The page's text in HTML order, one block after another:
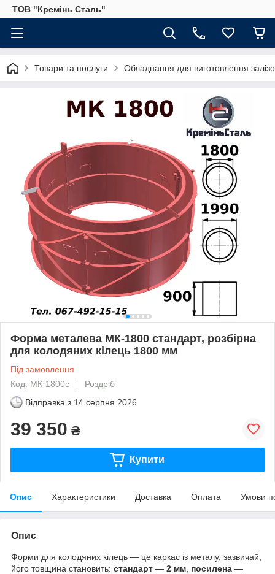
ТОВ "Кремінь Сталь"
Товари та послуги Обладнання для виготовлення
Форма металева МК-1800 стандарт, розбірна
для колодяних кілець 1800 мм
Під замовлення
Код: МК-1800с
Роздріб
Відправка з 14 серпня 2026
39 350 ₴
Купити
Опис Характеристики Доставка Оплата Умови
Опис
Форми для колодяних кілець — це каркас із металу, зазвичай,
його товщина становить: стандарт — 2 мм посилена —